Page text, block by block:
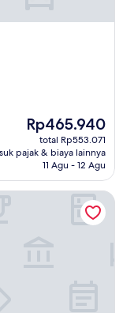
Harga
sekarang
Rp465.940
Rp465.940
total Rp553.071
pajak & biaya lainnya
11 Agu - 12 Agu